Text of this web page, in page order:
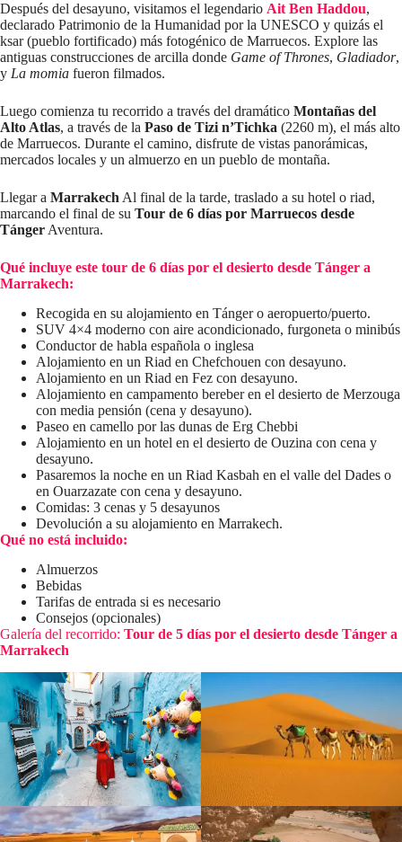
Después del desayuno, visitamos el legendario Ait Ben Haddou,
declarado Patrimonio de la Humanidad por la UNESCO y quizás el
ksar (pueblo fortificado) más fotogénico de Marruecos. Explore las
antiguas construcciones de arcilla donde Game of Thrones, Gladiador,
y La momia fueron filmados.
Luego comienza tu recorrido a través del dramático Montañas del
Alto Atlas, a través de la Paso de Tizi n’Tichka (2260 m), el más alto
de Marruecos. Durante el camino, disfrute de vistas panorámicas,
mercados locales y un almuerzo en un pueblo de montaña.
Llegar a Marrakech Al final de la tarde, traslado a su hotel o riad,
marcando el final de su Tour de 6 días por Marruecos desde
Tánger Aventura.
Qué incluye este tour de 6 días por el desierto desde Tánger a
Marrakech:
Recogida en su alojamiento en Tánger o aeropuerto/puerto.
SUV 4×4 moderno con aire acondicionado, furgoneta o minibús
Conductor de habla española o inglesa
Alojamiento en un Riad en Chefchouen con desayuno.
Alojamiento en un Riad en Fez con desayuno.
Alojamiento en campamento bereber en el desierto de Merzouga
con media pensión (cena y desayuno).
Paseo en camello por las dunas de Erg Chebbi
Alojamiento en un hotel en el desierto de Ouzina con cena y
desayuno.
Pasaremos la noche en un Riad Kasbah en el valle del Dades o
en Ouarzazate con cena y desayuno.
Comidas: 3 cenas y 5 desayunos
Devolución a su alojamiento en Marrakech.
Qué no está incluido:
Almuerzos
Bebidas
Tarifas de entrada si es necesario
Consejos (opcionales)
Galería del recorrido: Tour de 5 días por el desierto desde Tánger a
Marrakech